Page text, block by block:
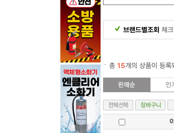
브랜드별조회 체
총 15개의 상품이 등록